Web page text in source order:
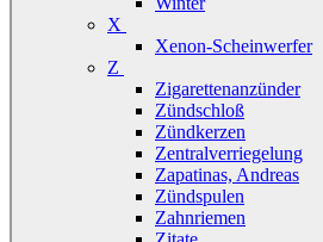
X
Xenon-Scheinwerfer
Z
Zigarettenanzünder
Zündschloß
Zündkerzen
Zentralverriegelung
Zapatinas, Andreas
Zündspulen
Zahnriemen